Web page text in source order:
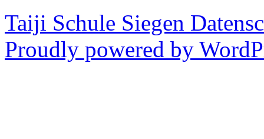
Taiji Schule Siegen
Proudly powered by